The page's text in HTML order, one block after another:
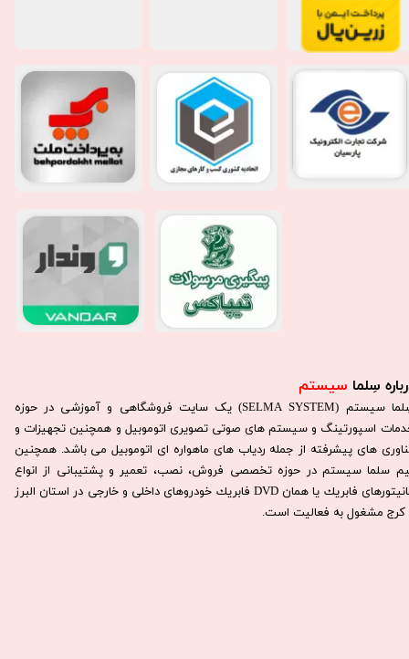
سِلما سیستم​​​​​​​
سِلما سيستم (SELMA SYSTEM) یک سایت فروشگاهی و آموزشی در حوزه
اسپورتینگ و سیستم های صوتی تصویری اتوموبیل و همچنین تجهیزات و
های پیشرفته از جمله ردیاب های ماهواره ای اتوموبیل می باشد. همچنين
سلما سيستم در حوزه تخصصی فروش، نصب، تعمير و پشتيبانی از انواع
مانيتورهای فابريك يا همان DVD فابريك خودروهای داخلی و خارجی در استان البرز
كرج مشغول به فعاليت است.​​​​​​​